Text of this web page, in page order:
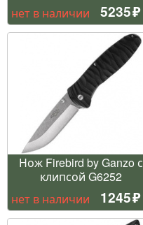
нет в наличии
5235
Нож Firebird by Ganzo с
клипсой G6252
нет в наличии
1245